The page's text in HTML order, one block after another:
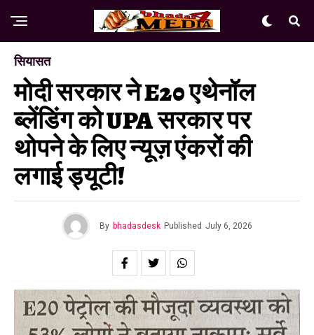
सियासत
मोदी सरकार ने E20 एथेनॉल
ब्लेंडिंग को UPA सरकार पर
थोपने के लिए न्यूज़ एंकरों की
लगाई ड्यूटी!
By bhadasdesk Published July 6, 2026